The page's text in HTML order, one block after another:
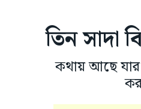
তিন সাদা
কথায় আছে যার